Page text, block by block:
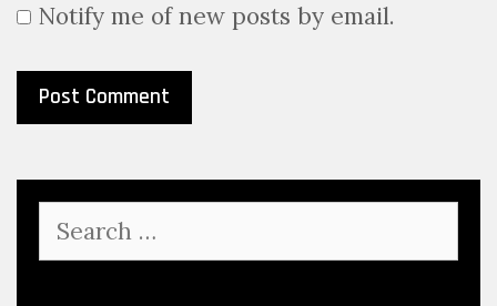
Notify me of new posts by email.
for: